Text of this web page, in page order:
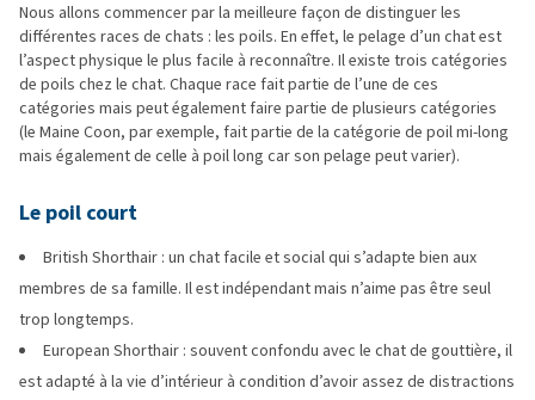
Nous allons commencer par la meilleure façon de distinguer les
différentes races de chats : les poils. En effet, le pelage d’un chat est
l’aspect physique le plus facile à reconnaître. Il existe trois catégories
de poils chez le chat. Chaque race fait partie de l’une de ces
catégories mais peut également faire partie de plusieurs catégories
(le Maine Coon, par exemple, fait partie de la catégorie de poil mi-long
mais également de celle à poil long car son pelage peut varier).
Le poil court
British Shorthair : un chat facile et social qui s’adapte bien aux
membres de sa famille. Il est indépendant mais n’aime pas être seul
trop longtemps.
European Shorthair : souvent confondu avec le chat de gouttière, il
est adapté à la vie d’intérieur à condition d’avoir assez de distractions